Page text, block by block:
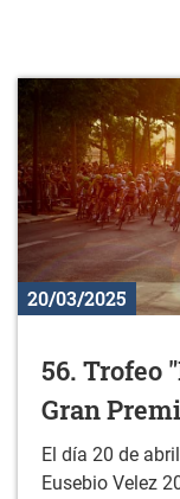
20/03/2025
56. Trofeo
Gran
El día 20 de
Eusebio Velez